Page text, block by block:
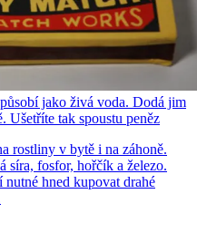
jako živá voda. Dodá jim
Ušetříte tak spoustu peněz
rostliny v bytě i na záhoně.
síra, fosfor, hořčík a železo.
hned kupovat drahé